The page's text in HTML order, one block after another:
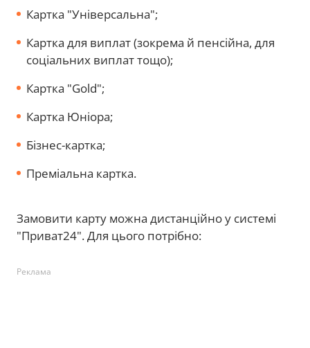
Картка "Універсальна";
Картка для виплат (зокрема й пенсійна, для
соціальних виплат тощо);
Картка "Gold";
Картка Юніора;
Бізнес-картка;
Преміальна картка.
Замовити карту можна дистанційно у системі
"Приват24". Для цього потрібно:
Реклама